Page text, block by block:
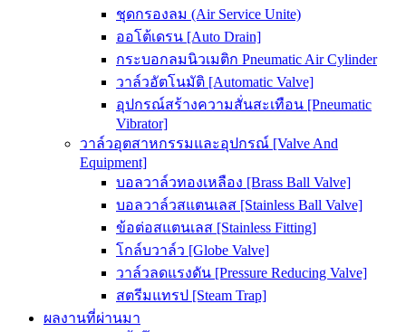
ชุดกรองลม (Air Service Unite)
ออโต้เดรน [Auto Drain]
กระบอกลมนิวเมติก Pneumatic Air Cylinder
วาล์วอัตโนมัติ [Automatic Valve]
อุปกรณ์สร้างความสั่นสะเทือน [Pneumatic
Vibrator]
วาล์วอุตสาหกรรมและอุปกรณ์ [Valve And
Equipment]
บอลวาล์วทองเหลือง [Brass Ball Valve]
บอลวาล์วสแตนเลส [Stainless Ball Valve]
ข้อต่อสแตนเลส [Stainless Fitting]
โกล์บวาล์ว [Globe Valve]
วาล์วลดแรงดัน [Pressure Reducing Valve]
สตรีมแทรป [Steam Trap]
ผลงานที่ผ่านมา